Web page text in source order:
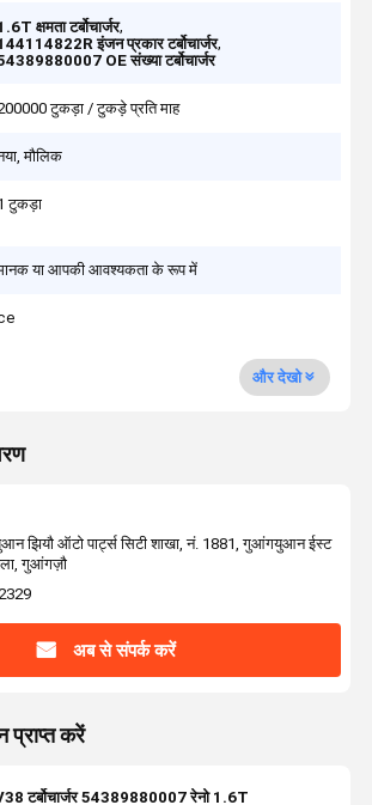
क्षमता टर्बोचार्जर,
इंजन प्रकार टर्बोचार्जर,
OE संख्या टर्बोचार्जर
टुकड़ा / टुकड़े प्रति माह
मौलिक
टुकड़ा
या आपकी आवश्यकता के रूप में
और देखो
झियौ ऑटो पार्ट्स सिटी शाखा, नं. 1881, गुआंगयुआन ईस्ट
गुआंगज़ौ
अब से संपर्क करें
प्राप्त करें
टर्बोचार्जर 54389880007 रेनो 1.6T